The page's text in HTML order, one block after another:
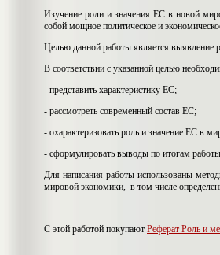
Изучение роли и значения ЕС в новой
собой мощное политическое и
Целью данной работы является выявление
В соответствии с указанной целью
- представить характеристику ЕС;
- рассмотреть современный состав ЕС;
- охарактеризовать роль и значение ЕС в
- сформулировать выводы по итогам
Для написания работы использованы
мировой экономики, в том числе
С этой работой покупают Реферат Роль и